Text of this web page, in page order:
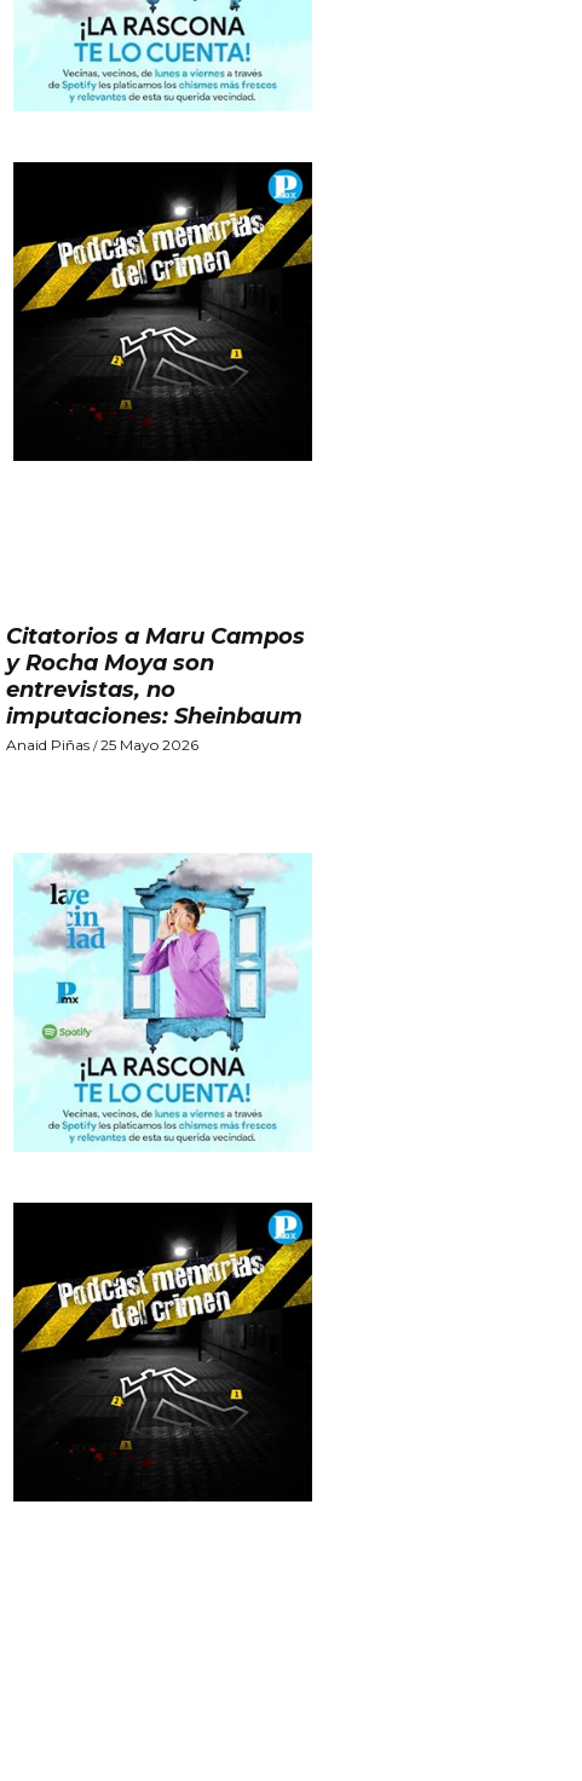
Citatorios a Maru Campos
y Rocha Moya son
entrevistas, no
imputaciones: Sheinbaum
Anaid Piñas /25 Mayo 2026